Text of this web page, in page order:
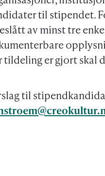
til stipendet.
av minst tre
tildeling er gjort skal
til